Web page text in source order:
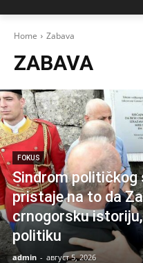
Home Zabava
ZABAVA
FOKUS
Sindrom političkog
pristaje na to da
crnogorsku
politiku
admin - август 5, 2026